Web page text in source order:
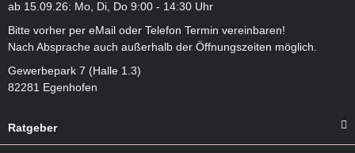
ab 15.09.26: Mo, Di, Do 9:00 - 14:30 Uhr
Bitte vorher per eMail oder Telefon Termin vereinbaren!
Nach Absprache auch außerhalb der Öffnungszeiten möglich.
Gewerbepark 7 (Halle 1.3)
82281 Egenhofen
Ratgeber